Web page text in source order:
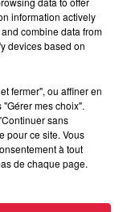
de la Vallée
information actively
combine data from
devices based on
fermer", ou affiner en
mes choix".
sans
pour ce site. Vous
à tout
de chaque page.